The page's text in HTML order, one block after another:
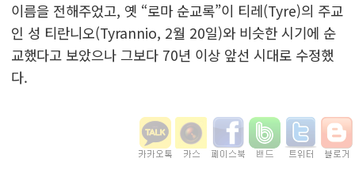
이름을 전해주었고, 옛 “로마 순교록”이 티레(Tyre)의 주교
인 성 티란니오(Tyrannio, 2월 20일)와 비슷한 시기에 순
교했다고 보았으나 그보다 70년 이상 앞선 시대로 수정했
다.